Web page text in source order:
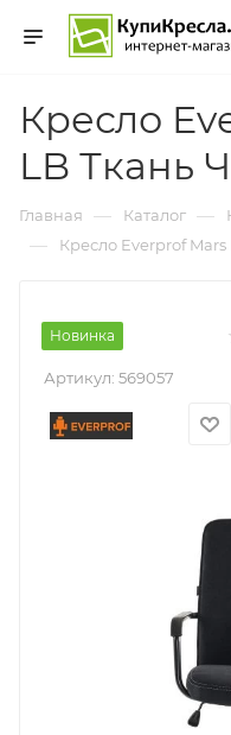
Кресло
LB Ткань
Главная — Каталог —
— Кресло Everprof
Новинка
Артикул: 569057